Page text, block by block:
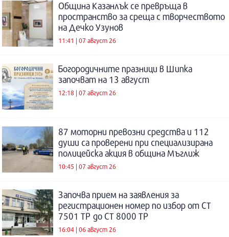
Община Казанлък се превръща в
пространство за среща с творчеството
на Дечко Узунов
11:41 | 07 август 26
Богородичните празници в Шипка
започват на 13 август
12:18 | 07 август 26
87 моторни превозни средства и 112
души са проверени при специализирана
полицейска акция в община Мъглиж
10:45 | 07 август 26
Започва прием на заявления за
регистрационен номер по избор от СТ
7501 ТР до СТ 8000 ТР
16:04 | 06 август 26